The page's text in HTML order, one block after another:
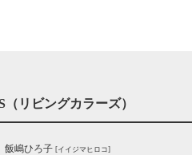
リビングカラーズ）
飯嶋ひろ子 [イイジマヒロコ]